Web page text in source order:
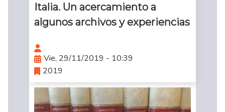
Italia. Un acercamiento a
algunos archivos y experiencias
Vie, 29/11/2019 - 10:39
2019